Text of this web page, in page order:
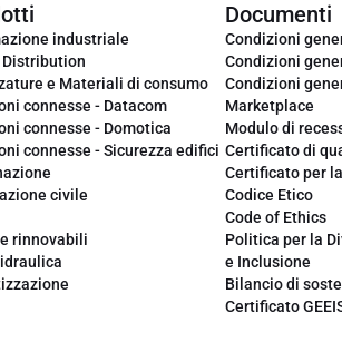
industriale
Distribution
e Materiali di consumo
connesse - Datacom
connesse - Domotica
connesse - Sicurezza edifici
civile
rinnovabili
Documenti
Condizioni
Condizioni
Condizioni
Marketplace
Modulo di
Certificato di
Certificato per
Codice Etico
Code of Ethics
Politica per la
e Inclusione
Bilancio di
Certificato